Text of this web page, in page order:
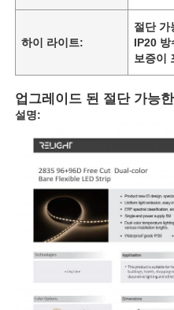
하이 라이트:
절단 가
IP20 방
보증이
업그레이드 된 절단 가능
설명: